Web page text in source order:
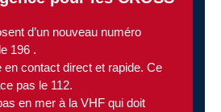
d’un nouveau numéro
196 .
en contact direct et rapide. Ce
pas le 112.
en mer à la VHF qui doit